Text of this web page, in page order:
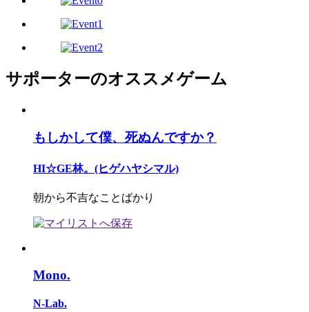
サポーターのオススメゲーム
もしかして僕、死ぬんですか？
HI☆GE林。(ヒゲハヤシマル)
朝から不吉なことばかり
Mono.
N-Lab.